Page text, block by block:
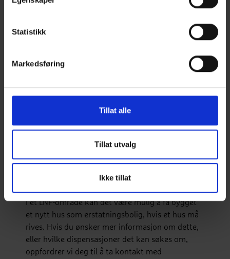
Statistikk
Markedsføring
Tillat alle
Tillat utvalg
Ikke tillat
nettverksjobbing og rett politisk påvirkning.
boligformål, kan det være viktig å samarbeide
og kompetanserik aktør. Hvis du
kan du ta kontakt med oss iBoligPartner.
I et LNF-område kan det være mulig å få bygget
et nytt hus som erstatningsbolig, hvis et hus må
rives. Hvis du ønsker mer informasjon om dette,
eller hvilke dispensasjoner det kan søkes om,
oppfordrer vi deg til å ta kontakt med